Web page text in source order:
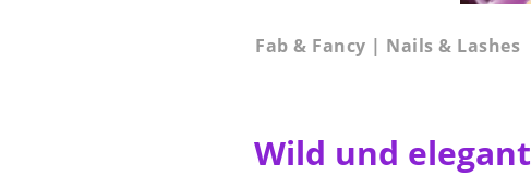
Fab & Fancy | Nails & Lashes
Wild und elegant